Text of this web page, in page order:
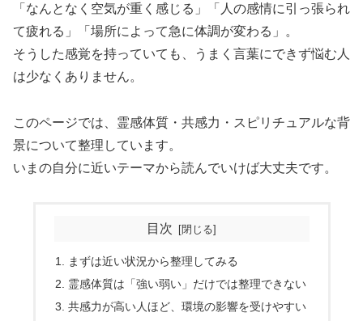
「なんとなく空気が重く感じる」「人の感情に引っ張られ
て疲れる」「場所によって急に体調が変わる」。
そうした感覚を持っていても、うまく言葉にできず悩む人
は少なくありません。
このページでは、霊感体質・共感力・スピリチュアルな背
景について整理しています。
いまの自分に近いテーマから読んでいけば大丈夫です。
目次
まずは近い状況から整理してみる
霊感体質は「強い弱い」だけでは整理できない
共感力が高い人ほど、環境の影響を受けやすい